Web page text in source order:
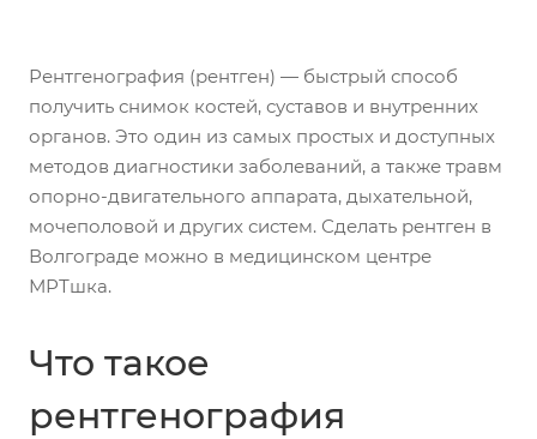
Рентгенография (рентген) — быстрый способ
получить снимок костей, суставов и внутренних
органов. Это один из самых простых и доступных
методов диагностики заболеваний, а также травм
опорно-двигательного аппарата, дыхательной,
мочеполовой и других систем. Сделать рентген в
Волгограде можно в медицинском центре
МРТшка.
Что такое
рентгенография